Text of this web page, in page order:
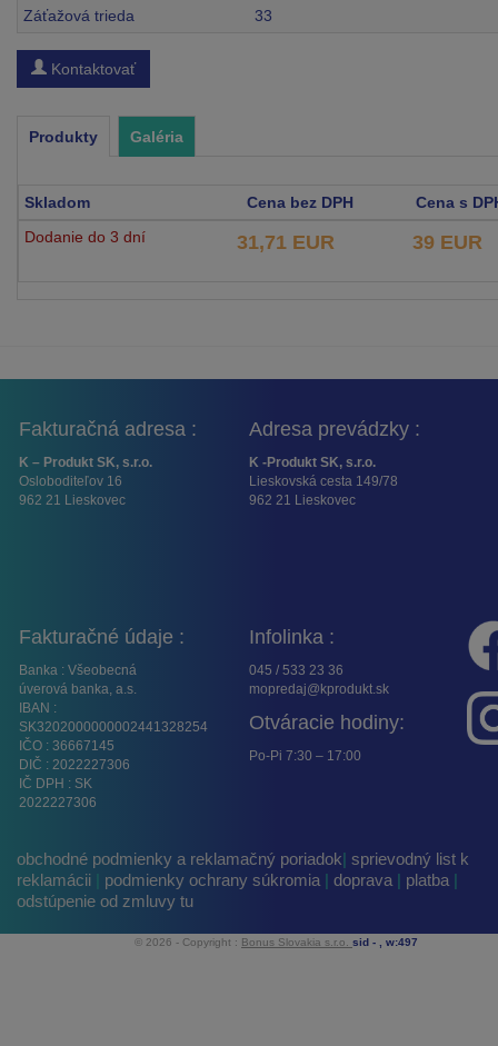
Záťažová trieda
33
Kontaktovať
Produkty Galéria
Skladom Cena bez DPH
Cena s
Dodanie do 3 dní
31,71 EUR 39 EUR
Fakturačná adresa :
K – Produkt SK, s.r.o.
Osloboditeľov 16
962 21 Lieskovec
Adresa prevádzky :
K -Produkt SK, s.r.o.
Lieskovská cesta 149/78
962 21 Lieskovec
Fakturačné údaje :
Banka : Všeobecná
úverová banka, a.s.
IBAN :
SK3202000000002441328254
IČO : 36667145
DIČ : 2022227306
IČ DPH : SK
2022227306
Infolinka :
045 / 533 23 36
mopredaj@kprodukt.sk
Otváracie hodiny:
Po-Pi 7:30 – 17:00
obchodné podmienky a reklamačný poriadok| sprievodný list k
reklamácii
podmienky ochrany súkromia | doprava | platba |
odstúpenie od zmluvy tu
© 2026 - Copyright : Bonus Slovakia s.r.o. sid - , w:497